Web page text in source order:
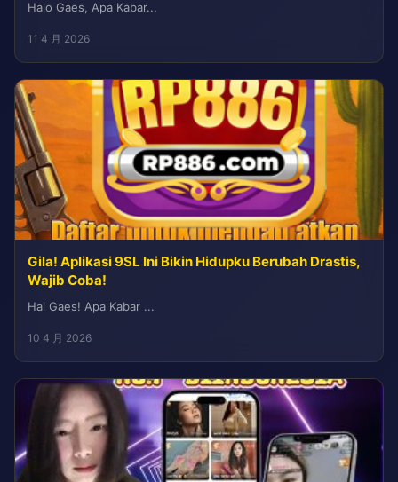
Halo Gaes, Apa Kabar...
11 4 月 2026
Gila! Aplikasi 9SL Ini Bikin Hidupku Berubah Drastis,
Wajib Coba!
Hai Gaes! Apa Kabar ...
10 4 月 2026